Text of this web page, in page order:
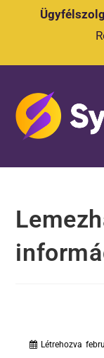
Létrehozva